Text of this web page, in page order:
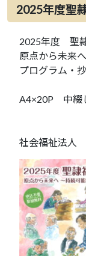
2025年度聖
2025年度 聖
原点から未来
プログラム・
A4×20P 中綴
社会福祉法人